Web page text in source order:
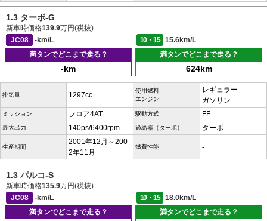
1.3 ターボ-G
新車時価格139.9万円(税抜)
JC08
-km/L 10・15
15.6km/L
満タンでどこまで走る？
-km
満タンでどこまで走る？
624km
排気量 1297cc
使用燃料
エンジン
レギュラー
ガソリン
ミッション フロア4AT 駆動方式 FF
最大出力 140ps/6400rpm 過給器（ターボ） ターボ
生産期間
2001年12月～200
2年11月
燃費性能 -
1.3 パルコ-S
新車時価格135.9万円(税抜)
JC08
-km/L 10・15
18.0km/L
満タンでどこまで走る？
満タンでどこまで走る？